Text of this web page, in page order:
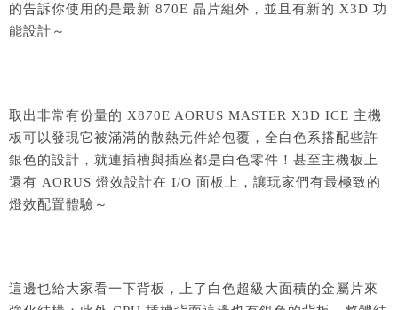
的告訴你使用的是最新 870E 晶片組外，並且有新的 X3D 功
能設計～
取出非常有份量的 X870E AORUS MASTER X3D ICE 主機
板可以發現它被滿滿的散熱元件給包覆，全白色系搭配些許
銀色的設計，就連插槽與插座都是白色零件！甚至主機板上
還有 AORUS 燈效設計在 I/O 面板上，讓玩家們有最極致的
燈效配置體驗～
這邊也給大家看一下背板，上了白色超級大面積的金屬片來